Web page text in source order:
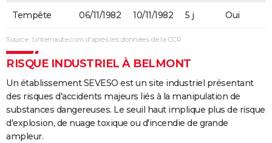
Tempête 06/11/1982 10/11/1982 5 j Oui
Source : Linternaute.com d'après les données de la CCR
RISQUE INDUSTRIEL À BELMONT
Un établissement SEVESO est un site industriel présentant
des risques d'accidents majeurs liés à la manipulation de
substances dangereuses. Le seuil haut implique plus de risque
d'explosion, de nuage toxique ou d'incendie de grande
ampleur.